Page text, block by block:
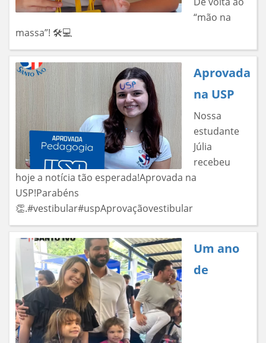
“mão na
massa”! 🛠️💻
Aprovada
na USP
Nossa
estudante
Júlia
recebeu
hoje a notícia tão esperada!Aprovada na
USP!Parabéns
👏.#vestibular#uspAprovaçãovestibular
Um ano
de